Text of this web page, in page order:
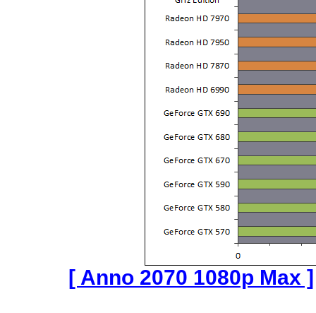
[ Anno 2070 1080p Max ]